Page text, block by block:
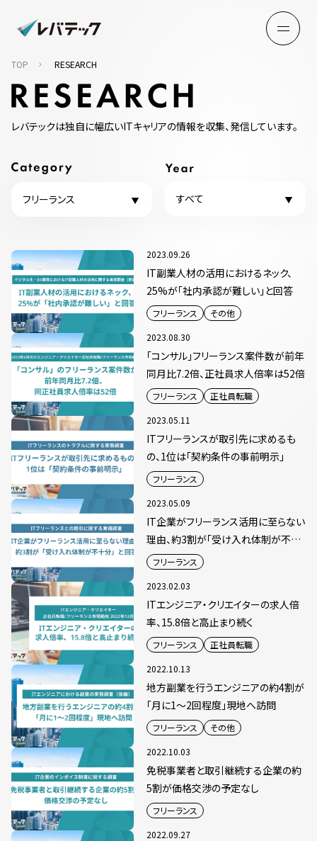
TOP RESEARCH
レバテックは独自に幅広いITキャリアの情報を収集、発信しています。
フリーランス すべて
2023.09.26
IT副業人材の活用におけるネック、
25%が「社内承認が難しい」と回答
フリーランス
その他
2023.08.30
「コンサル」フリーランス案件数が前年
同月比7.2倍、正社員求人倍率は52倍
フリーランス
正社員転職
2023.05.11
ITフリーランスが取引先に求めるも
の、1位は「契約条件の事前明示」
フリーランス
2023.05.09
IT企業がフリーランス活用に至らない
理由、約3割が「受け入れ体制が不十
分」と回答
フリーランス
2023.02.03
ITエンジニア・クリエイターの求人倍
率、15.8倍と高止まり続く
フリーランス
正社員転職
2022.10.13
地方副業を行うエンジニアの約4割が
「月に1〜2回程度」現地へ訪問
フリーランス
その他
2022.10.03
免税事業者と取引継続する企業の約
5割が価格交渉の予定なし
フリーランス
2022.09.27